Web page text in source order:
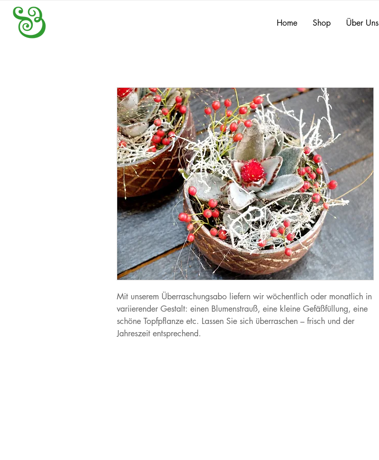
Home Shop Über Uns
Mit unserem Überraschungsabo liefern wir wöchentlich oder monatlich in
variierender Gestalt: einen Blumenstrauß, eine kleine Gefäßfüllung, eine
schöne Topfpflanze etc. Lassen Sie sich überraschen – frisch und der
Jahreszeit entsprechend.